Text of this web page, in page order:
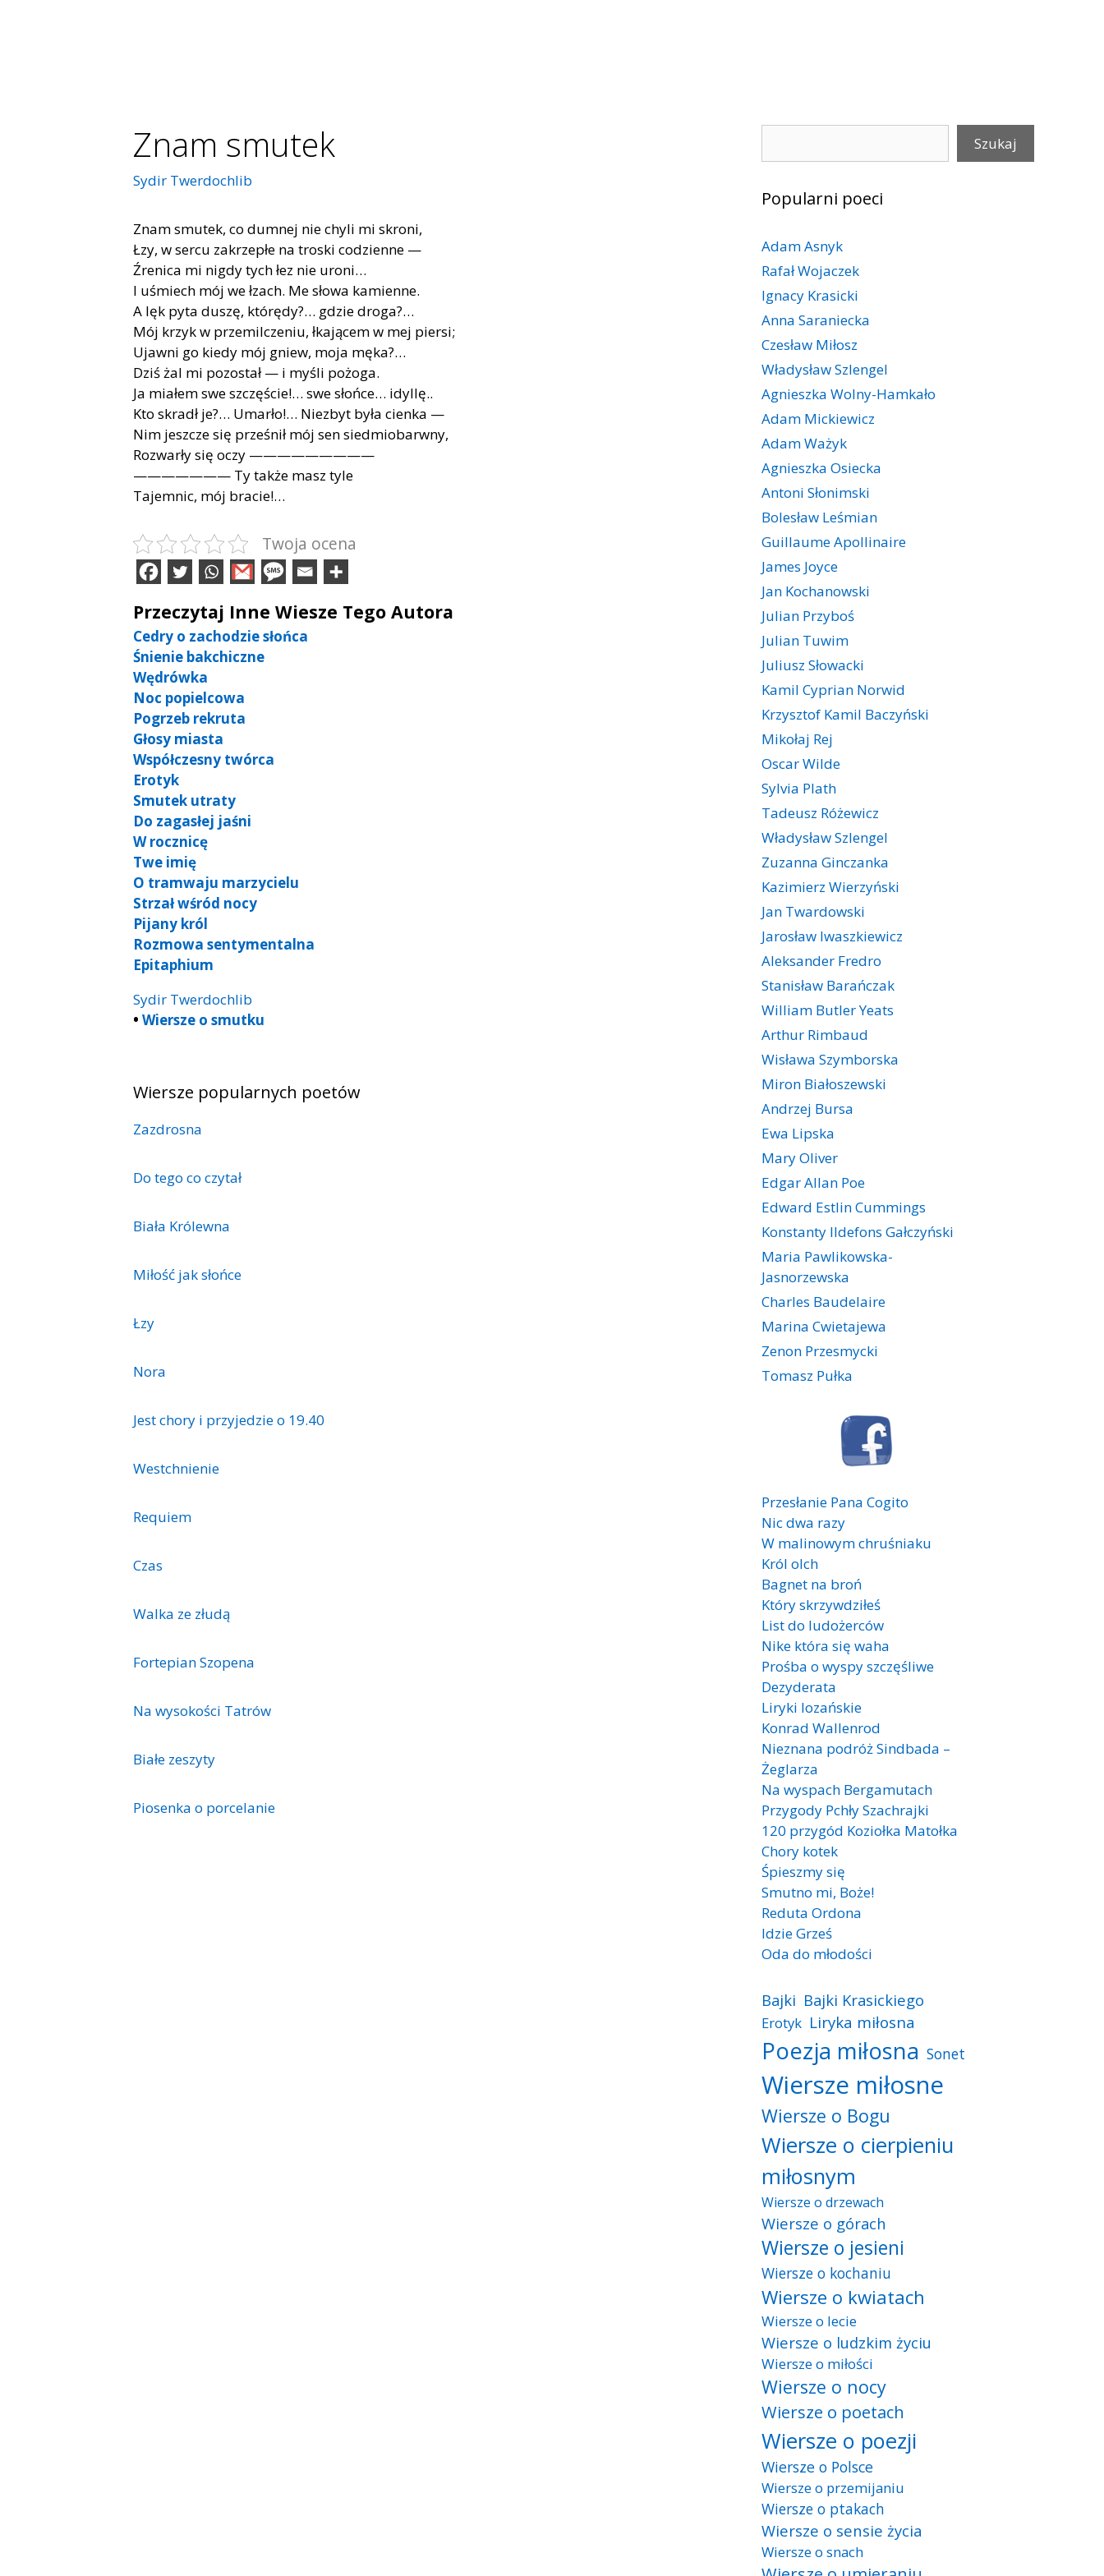
Znam smutek
Sydir Twerdochlib
Znam smu­tek, co dum­nej nie chy­li mi skro­ni,
Łzy, w ser­cu za­krze­płe na tro­ski co­dzien­ne —
Źre­ni­ca mi ni­g­dy tych łez nie uro­ni…
I uśmiech mój we łzach. Me sło­wa ka­mien­ne.
A lęk pyta du­szę, któ­rę­dy?… gdzie dro­ga?…
Mój krzyk w prze­mil­cze­niu, łka­ją­cem w mej pier­si;
Ujaw­ni go kie­dy mój gniew, moja męka?…
Dziś żal mi po­zo­stał — i my­śli po­żo­ga.
Ja mia­łem swe szczę­ście!… swe słoń­ce… idyl­lę..
Kto skradł je?… Umar­ło!… Nie­zbyt była cien­ka —
Nim jesz­cze się prze­śnił mój sen sied­mio­barw­ny,
Roz­war­ły się oczy —————————
——————— Ty tak­że masz tyle
Ta­jem­nic, mój bra­cie!…
Twoja ocena
Przeczytaj Inne Wiesze Tego Autora
Cedry o zachodzie słońca
Śnienie bakchiczne
Wędrówka
Noc popielcowa
Pogrzeb rekruta
Głosy miasta
Współczesny twórca
Erotyk
Smutek utraty
Do zagasłej jaśni
W rocznicę
Twe imię
O tramwaju marzycielu
Strzał wśród nocy
Pijany król
Rozmowa sentymentalna
Epitaphium
Sydir Twerdochlib
• Wiersze o smutku
Wiersze popularnych poetów
Zazdrosna
Do tego co czytał
Biała Królewna
Miłość jak słońce
Łzy
Nora
Jest chory i przyjedzie o 19.40
Westchnienie
Requiem
Czas
Walka ze złudą
Fortepian Szopena
Na wysokości Tatrów
Białe zeszyty
Piosenka o porcelanie
Szukaj
Popularni poeci
Adam Asnyk
Rafał Wojaczek
Ignacy Krasicki
Anna Saraniecka
Czesław Miłosz
Władysław Szlengel
Agnieszka Wolny-Hamkało
Adam Mickiewicz
Adam Ważyk
Agnieszka Osiecka
Antoni Słonimski
Bolesław Leśmian
Guillaume Apollinaire
James Joyce
Jan Kochanowski
Julian Przyboś
Julian Tuwim
Juliusz Słowacki
Kamil Cyprian Norwid
Krzysztof Kamil Baczyński
Mikołaj Rej
Oscar Wilde
Sylvia Plath
Tadeusz Różewicz
Władysław Szlengel
Zuzanna Ginczanka
Kazimierz Wierzyński
Jan Twardowski
Jarosław Iwaszkiewicz
Aleksander Fredro
Stanisław Barańczak
William Butler Yeats
Arthur Rimbaud
Wisława Szymborska
Miron Białoszewski
Andrzej Bursa
Ewa Lipska
Mary Oliver
Edgar Allan Poe
Edward Estlin Cummings
Konstanty Ildefons Gałczyński
Maria Pawlikowska-
Jasnorzewska
Charles Baudelaire
Marina Cwietajewa
Zenon Przesmycki
Tomasz Pułka
Przesłanie Pana Cogito
Nic dwa razy
W malinowym chruśniaku
Król olch
Bagnet na broń
Który skrzywdziłeś
List do ludożerców
Nike która się waha
Prośba o wyspy szczęśliwe
Dezyderata
Liryki lozańskie
Konrad Wallenrod
Nieznana podróż Sindbada –
Żeglarza
Na wyspach Bergamutach
Przygody Pchły Szachrajki
120 przygód Koziołka Matołka
Chory kotek
Śpieszmy się
Smutno mi, Boże!
Reduta Ordona
Idzie Grześ
Oda do młodości
Bajki Bajki Krasickiego
Erotyk Liryka miłosna
Poezja miłosna Sonet
Wiersze miłosne
Wiersze o Bogu
Wiersze o cierpieniu
miłosnym
Wiersze o drzewach
Wiersze o górach
Wiersze o jesieni
Wiersze o kochaniu
Wiersze o kwiatach
Wiersze o lecie
Wiersze o ludzkim życiu
Wiersze o miłości
Wiersze o nocy
Wiersze o poetach
Wiersze o poezji
Wiersze o Polsce
Wiersze o przemijaniu
Wiersze o ptakach
Wiersze o sensie życia
Wiersze o snach